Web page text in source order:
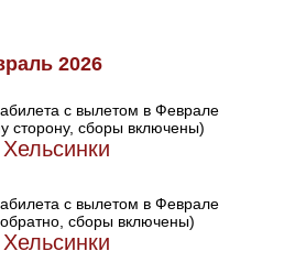
2026
с вылетом в Феврале
сторону, сборы включены)
с вылетом в Феврале
сборы включены)